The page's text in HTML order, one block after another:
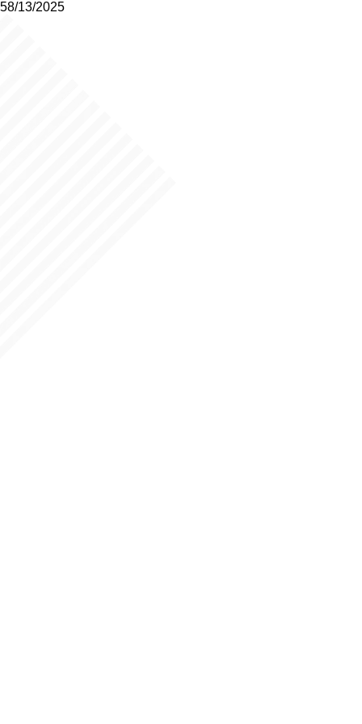
58/13/2025